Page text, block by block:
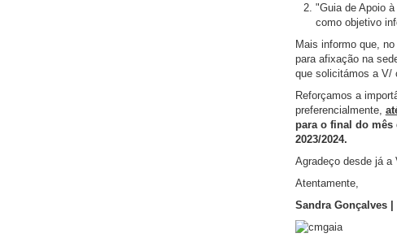
"Guia de Apoio
como objetivo
Mais informo que,
para afixação na
que solicitámos a V/
Reforçamos a
preferencialmente,
para o final do mês
2023/2024.
Agradeço desde já a
Atentamente,
Sandra Gonçalves |